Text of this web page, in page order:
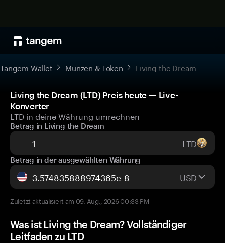
Tangem Wallet Münzen & Token Living the Dream
Living the Dream (LTD) Preis heute — Live-
Konverter
LTD in deine Währung umrechnen
Betrag in Living the Dream
LTD
Betrag in der ausgewählten Währung
USD
Zuletzt aktualisiert am 09. Aug., 2026 00:33 PM
Was ist Living the Dream? Vollständiger
Leitfaden zu LTD